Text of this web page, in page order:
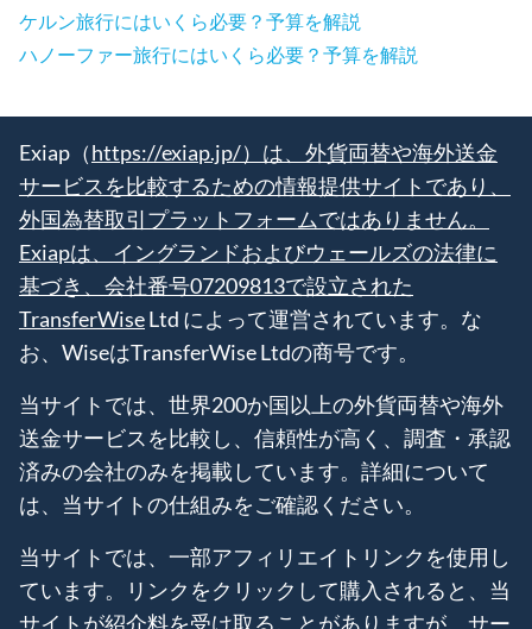
ケルン旅行にはいくら必要？予算を解説
ハノーファー旅行にはいくら必要？予算を解説
Exiap（https://exiap.jp/）は、外貨両替や海外送金
サービスを比較するための情報提供サイトであり、
外国為替取引プラットフォームではありません。
Exiapは、イングランドおよびウェールズの法律に
基づき、会社番号07209813で設立された
TransferWiseLtd によって運営されています。な
お、WiseはTransferWise Ltdの商号です。
当サイトでは、世界200か国以上の外貨両替や海外
送金サービスを比較し、信頼性が高く、調査・承認
済みの会社のみを掲載しています。詳細について
は、当サイトの仕組みをご確認ください。
当サイトでは、一部アフィリエイトリンクを使用し
ています。リンクをクリックして購入されると、当
サイトが紹介料を受け取ることがありますが、サー